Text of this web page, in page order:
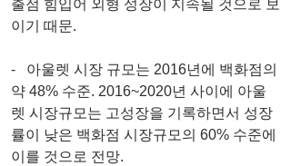
출점 힘입어 외형 성장이 지속될 것으로 보
이기 때문.
-   아울렛 시장 규모는 2016년에 백화점의
약 48% 수준. 2016~2020년 사이에 아울
렛 시장규모는 고성장을 기록하면서 성장
률이 낮은 백화점 시장규모의 60% 수준에
이를 것으로 전망.